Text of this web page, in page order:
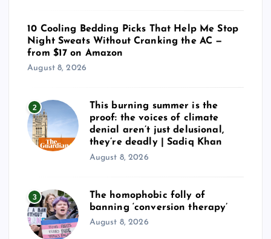
10 Cooling Bedding Picks That Help Me Stop
Night Sweats Without Cranking the AC —
from $17 on Amazon
August 8, 2026
2
This burning summer is the
proof: the voices of climate
denial aren’t just delusional,
they’re deadly | Sadiq Khan
August 8, 2026
3
The homophobic folly of
banning ‘conversion therapy’
August 8, 2026